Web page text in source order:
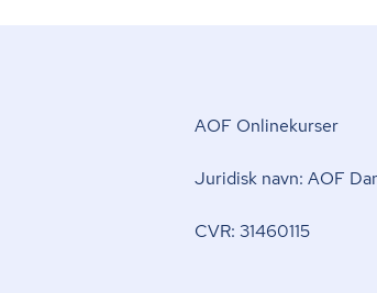
AOF Onlinekurser
Juridisk navn: AOF
CVR: 31460115